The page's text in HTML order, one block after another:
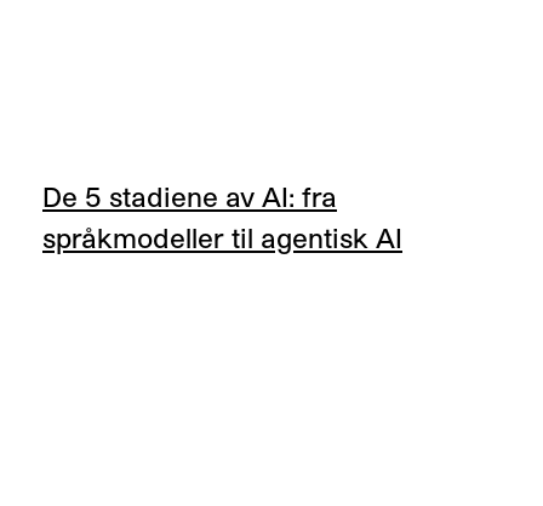
De 5 stadiene av AI: fra
språkmodeller til agentisk AI